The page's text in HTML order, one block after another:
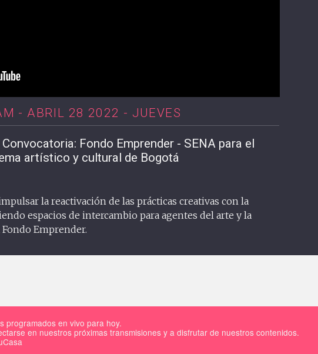
- ABRIL 28 2022 - JUEVES
Fondo Emprender - SENA para el
artístico y cultural de Bogotá
la reactivación de las prácticas creativas con la
espacios de intercambio para agentes del arte y la
Emprender.
programados en vivo para hoy.
en nuestros próximas transmisiones y a disfrutar de nuestros contenidos.